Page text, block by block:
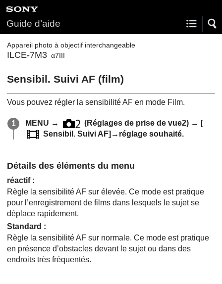
Guide d’aide
Appareil photo à objectif interchangeable
ILCE-7M3 α7III
Sensibil. Suivi AF (film)
Vous pouvez régler la sensibilité AF en mode Film.
MENU → (Réglages de prise de vue2) → [
Sensibil. Suivi AF] →réglage souhaité.
Détails des éléments du menu
réactif:
Règle la sensibilité AF sur élevée. Ce mode est pratique
pour l’enregistrement de films dans lesquels le sujet se
déplace rapidement.
Standard :
Règle la sensibilité AF sur normale. Ce mode est pratique
en présence d’obstacles devant le sujet ou dans des
endroits très fréquentés.